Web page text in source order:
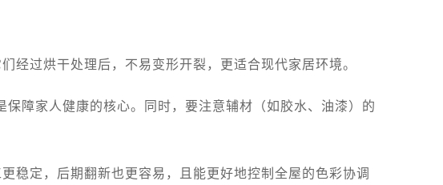
经过烘干处理后，不易变形开裂，更适合现代家居环境。
保障家人健康的核心。同时，要注意辅材（如胶水、油漆）的
稳定，后期翻新也更容易，且能更好地控制全屋的色彩协调